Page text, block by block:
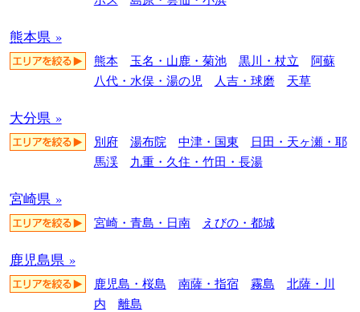
熊本県 »
熊本 玉名・山鹿・菊池 黒川・杖立
阿蘇
八代・水俣・湯の児
人吉・球磨 天草
大分県 »
別府 湯布院 中津・国東
日田・天ヶ瀬・耶
馬渓
九重・久住・竹田・長湯
宮崎県 »
宮崎・青島・日南 えびの・都城
鹿児島県 »
鹿児島・桜島 南薩・指宿 霧島
北薩・川
内
離島